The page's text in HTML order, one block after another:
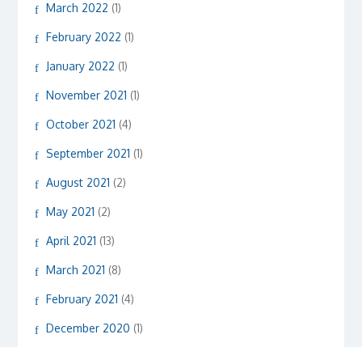
March 2022 (1)
February 2022 (1)
January 2022 (1)
November 2021 (1)
October 2021 (4)
September 2021 (1)
August 2021 (2)
May 2021 (2)
April 2021 (13)
March 2021 (8)
February 2021 (4)
December 2020 (1)